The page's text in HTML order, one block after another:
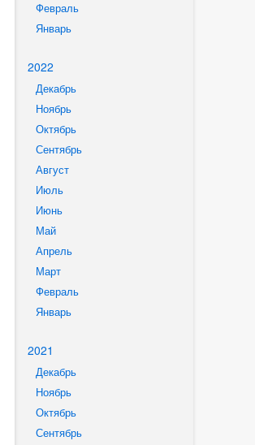
Февраль
Январь
2022
Декабрь
Ноябрь
Октябрь
Сентябрь
Август
Июль
Июнь
Май
Апрель
Март
Февраль
Январь
2021
Декабрь
Ноябрь
Октябрь
Сентябрь